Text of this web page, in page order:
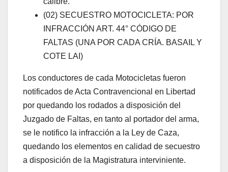
(02) SECUESTRO MOTOCICLETA: POR
INFRACCIÓN ART. 44° CÓDIGO DE
FALTAS (UNA POR CADA CRÍA. BASAIL Y
COTE LAI)
Los conductores de cada Motocicletas fueron
notificados de Acta Contravencional en Libertad
por quedando los rodados a disposición del
Juzgado de Faltas, en tanto al portador del arma,
se le notifico la infracción a la Ley de Caza,
quedando los elementos en calidad de secuestro
a disposición de la Magistratura interviniente.